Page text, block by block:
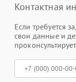
Контактная
Если требуется
свои данные и